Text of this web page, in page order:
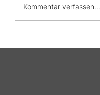
Kommentar verfassen...